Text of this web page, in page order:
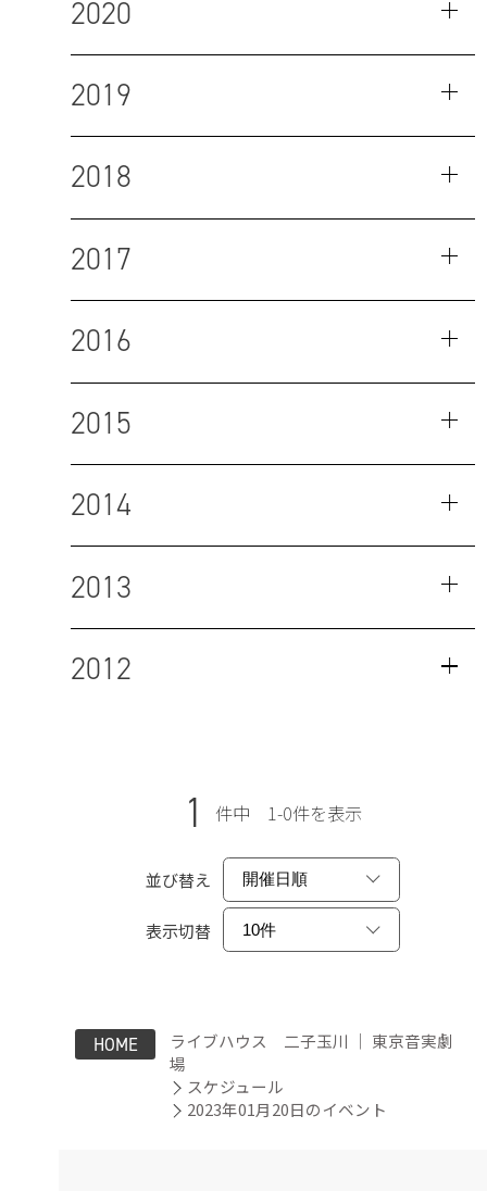
2020
2019
2018
2017
2016
2015
2014
2013
2012
1 件中 1-0件を表示
並び替え
表示切替
HOME
ライブハウス 二子玉川 ｜ 東京音実劇
場
スケジュール
2023年01月20日のイベント